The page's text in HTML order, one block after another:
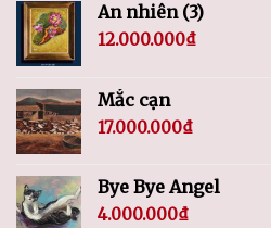
An nhiên (3)
12.000.000₫
Mắc cạn
17.000.000₫
Bye Bye Angel
4.000.000₫